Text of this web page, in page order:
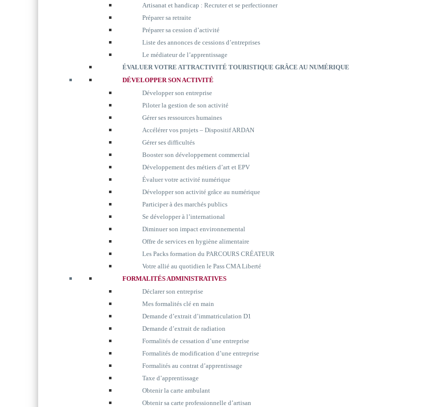
Artisanat et handicap : Recruter et se perfectionner
Préparer sa retraite
Préparer sa cession d’activité
Liste des annonces de cessions d’entreprises
Le médiateur de l’apprentissage
ÉVALUER VOTRE ATTRACTIVITÉ TOURISTIQUE GRÂCE AU NUMÉRIQUE
DÉVELOPPER SON ACTIVITÉ
Développer son entreprise
Piloter la gestion de son activité
Gérer ses ressources humaines
Accélérer vos projets – Dispositif ARDAN
Gérer ses difficultés
Booster son développement commercial
Développement des métiers d’art et EPV
Évaluer votre activité numérique
Développer son activité grâce au numérique
Participer à des marchés publics
Se développer à l’international
Diminuer son impact environnemental
Offre de services en hygiène alimentaire
Les Packs formation du PARCOURS CRÉATEUR
Votre allié au quotidien le Pass CMA Liberté
FORMALITÉS ADMINISTRATIVES
Déclarer son entreprise
Mes formalités clé en main
Demande d’extrait d’immatriculation D1
Demande d’extrait de radiation
Formalités de cessation d’une entreprise
Formalités de modification d’une entreprise
Formalités au contrat d’apprentissage
Taxe d’apprentissage
Obtenir la carte ambulant
Obtenir sa carte professionnelle d’artisan